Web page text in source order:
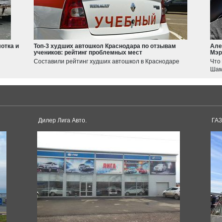
Suzuki
Jimny
Swift
Model 3
Model S
Toyota
Supra
Land Cruiser
Corolla
Avensis
Atlas
Haval
Duster
Logan
Sandero
и
Топ-3 худших автошкол Краснодара по отзывам
учеников: рейтинг проблемных мест
Составили рейтинг худших автошкол в Краснодаре
Что
Дилер Лига Авто.